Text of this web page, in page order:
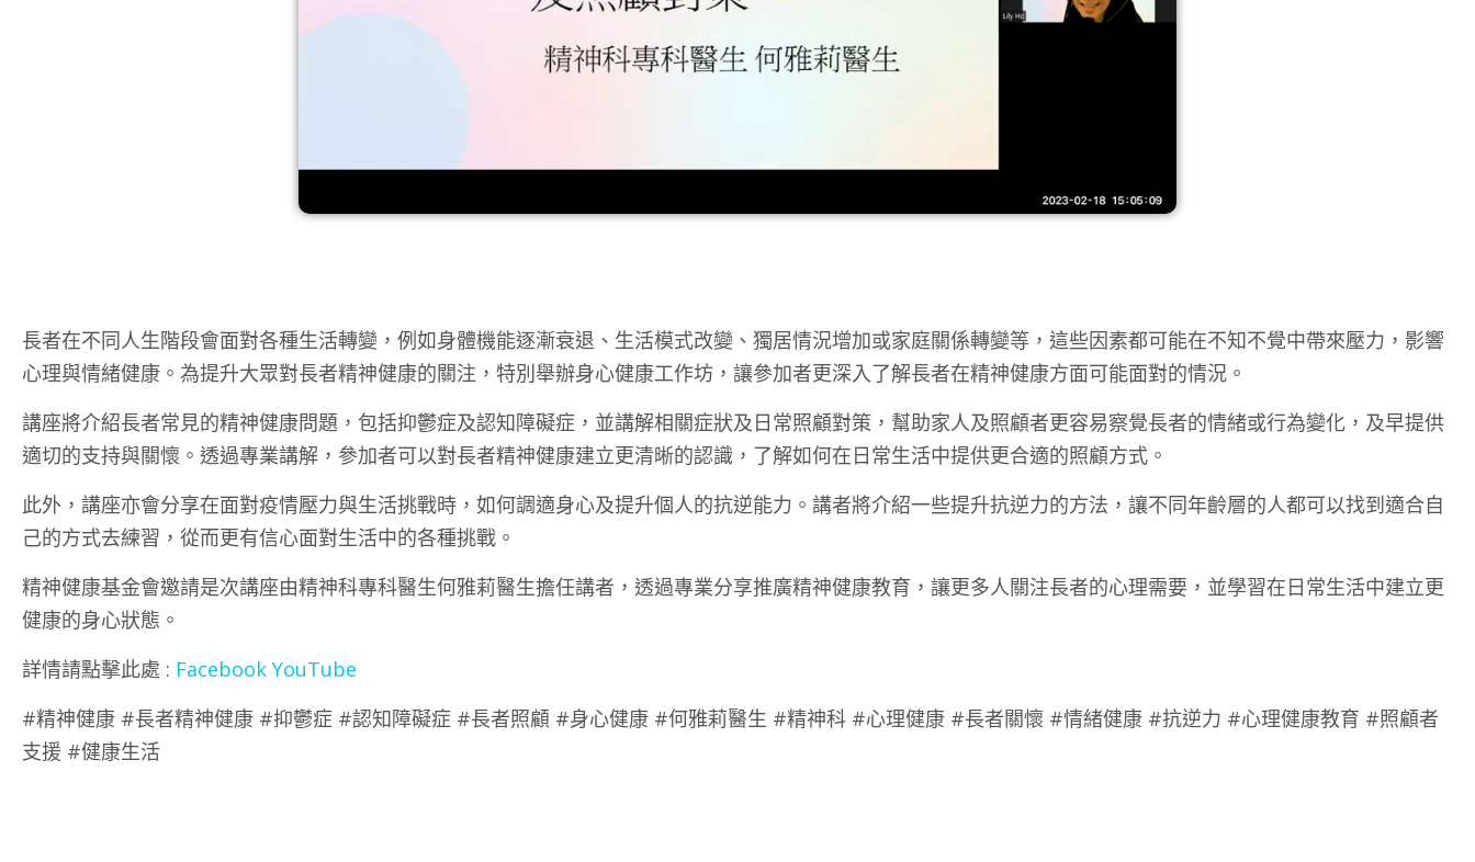
長者在不同人生階段會面對各種生活轉變，例如身體機能逐漸衰退、生活模式改變、獨居情況增加或家庭關係轉變等，這些因素都可能在不知不覺中帶來壓力，影響
心理與情緒健康。為提升大眾對長者精神健康的關注，特別舉辦身心健康工作坊，讓參加者更深入了解長者在精神健康方面可能面對的情況。
講座將介紹長者常見的精神健康問題，包括抑鬱症及認知障礙症，並講解相關症狀及日常照顧對策，幫助家人及照顧者更容易察覺長者的情緒或行為變化，及早提供
適切的支持與關懷。透過專業講解，參加者可以對長者精神健康建立更清晰的認識，了解如何在日常生活中提供更合適的照顧方式。
此外，講座亦會分享在面對疫情壓力與生活挑戰時，如何調適身心及提升個人的抗逆能力。講者將介紹一些提升抗逆力的方法，讓不同年齡層的人都可以找到適合自
己的方式去練習，從而更有信心面對生活中的各種挑戰。
精神健康基金會邀請是次講座由精神科專科醫生何雅莉醫生擔任講者，透過專業分享推廣精神健康教育，讓更多人關注長者的心理需要，並學習在日常生活中建立更
健康的身心狀態。
詳情請點擊此處 : Facebook YouTube
#精神健康 #長者精神健康 #抑鬱症 #認知障礙症 #長者照顧 #身心健康 #何雅莉醫生 #精神科 #心理健康 #長者關懷 #情緒健康 #抗逆力 #心理健康教育 #照顧者
支援 #健康生活